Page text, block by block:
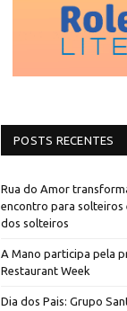
POSTS RECENTES
Rua do Amor
encontro para solteiros
dos solteiros
A Mano participa pela
Restaurant Week
Dia dos Pais: Grupo